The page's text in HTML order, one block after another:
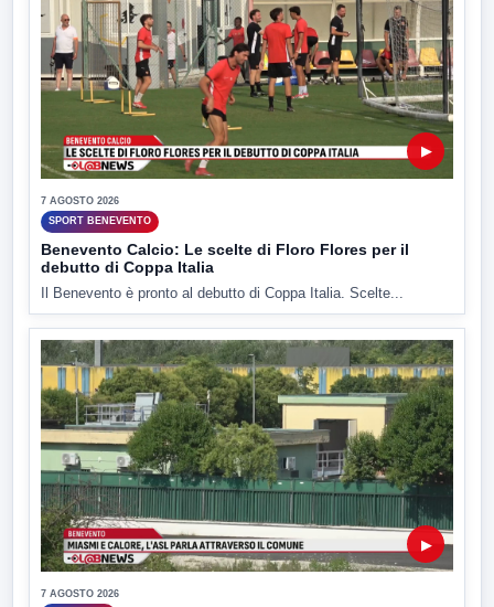
▶
7 AGOSTO 2026
SPORT BENEVENTO
Benevento Calcio: Le scelte di Floro Flores per il
debutto di Coppa Italia
Il Benevento è pronto al debutto di Coppa Italia. Scelte...
▶
7 AGOSTO 2026